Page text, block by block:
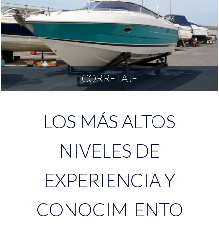
CORRETAJE
LOS MÁS ALTOS
NIVELES DE
EXPERIENCIA Y
CONOCIMIENTO